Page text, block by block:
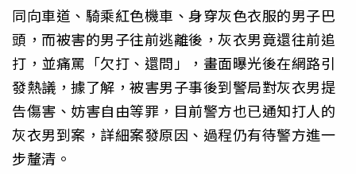
同向車道、騎乘紅色機車、身穿灰色衣服的男子巴
頭，而被害的男子往前逃離後，灰衣男竟還往前追
打，並痛罵「欠打、還問」，畫面曝光後在網路引
發熱議，據了解，被害男子事後到警局對灰衣男提
告傷害、妨害自由等罪，目前警方也已通知打人的
灰衣男到案，詳細案發原因、過程仍有待警方進一
步釐清。